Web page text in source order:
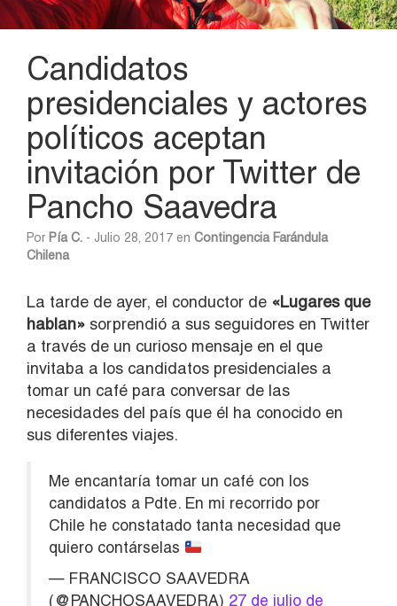
Candidatos
presidenciales y actores
políticos aceptan
invitación por Twitter de
Pancho Saavedra
Por Pía C. - Julio 28, 2017 en Contingencia Farándula
Chilena
La tarde de ayer, el conductor de «Lugares que
hablan» sorprendió a sus seguidores en Twitter
a través de un curioso mensaje en el que
invitaba a los candidatos presidenciales a
tomar un café para conversar de las
necesidades del país que él ha conocido en
sus diferentes viajes.
Me encantaría tomar un café con los
candidatos a Pdte. En mi recorrido por
Chile he constatado tanta necesidad que
quiero contárselas
— FRANCISCO SAAVEDRA
(@PANCHOSAAVEDRA) 27 de julio de